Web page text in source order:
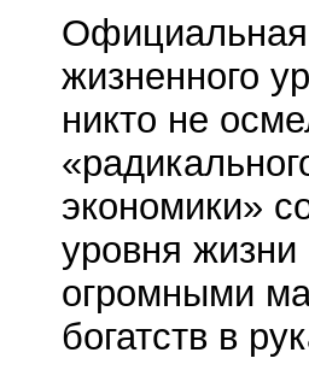
Официальная
жизненного
никто не
экономики»
уровня
огромными
богатств в